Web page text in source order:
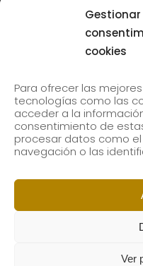
Gestionar
cookies
Para ofrecer las
tecnologías como las
acceder a la
consentimiento de
procesar datos como
navegación o las
Ver
Tolliver en el 61
Subscribe to our
email.